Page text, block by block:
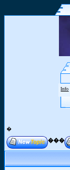
Info
�
���